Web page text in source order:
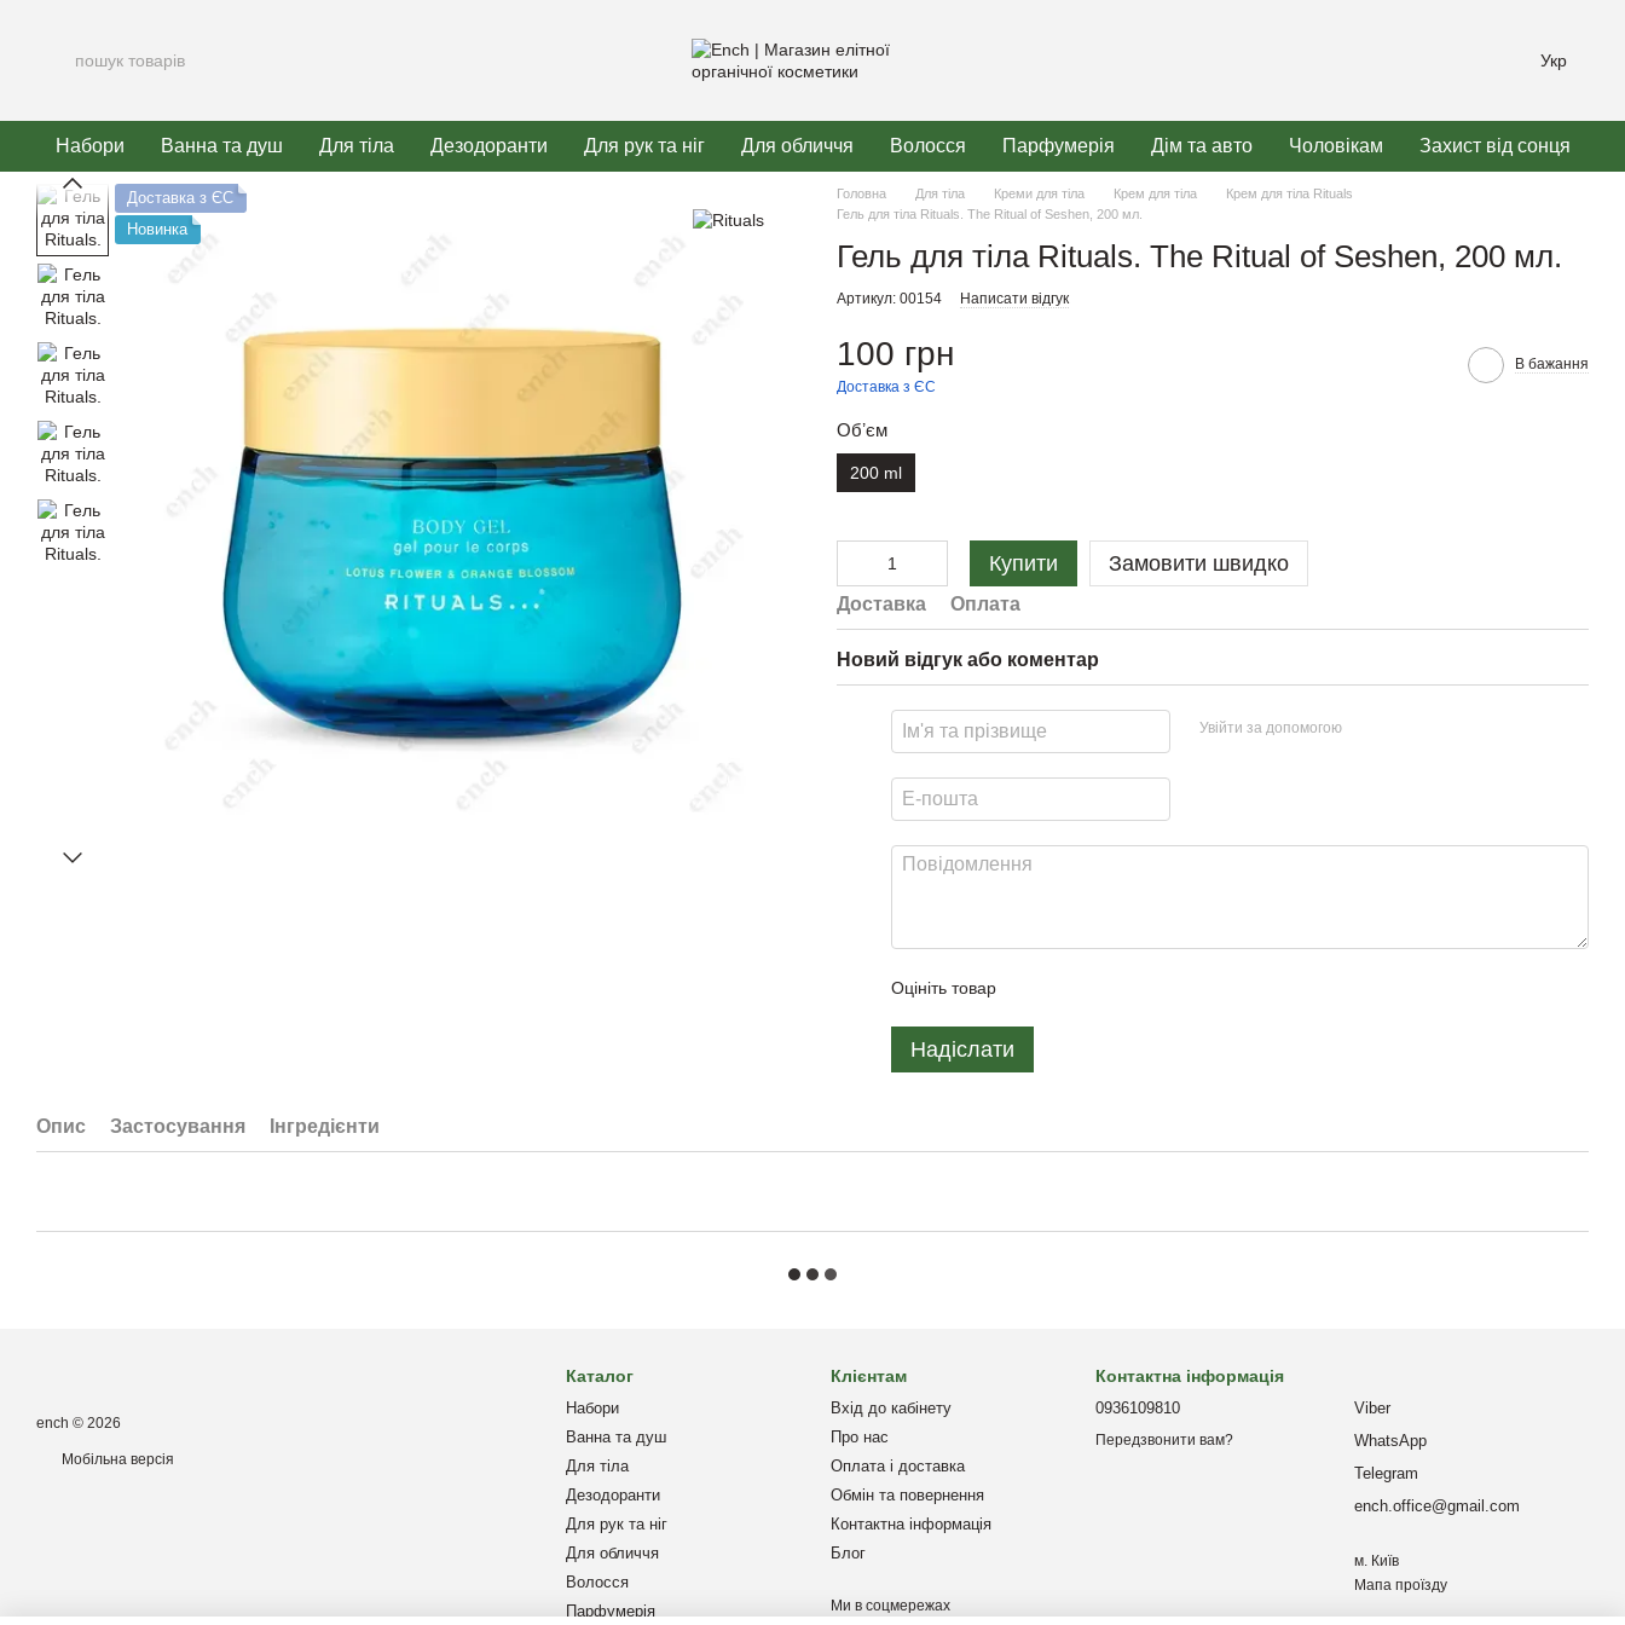
Укр
Набори Ванна та душ Для тіла Дезодоранти Для рук та ніг Для обличчя Волосся Парфумерія Дім та авто Чоловікам Захист від сонця
Доставка з ЄС
Новинка
Головна Для тіла Креми для тіла Крем для тіла
Крем для тіла Rituals
Гель для тіла Rituals. The Ritual of Seshen, 200 мл.
Гель для тіла Rituals. The Ritual of Seshen, 200 мл.
Артикул: 00154 Написати відгук
100 грн
Доставка з ЄС
В бажання
Обʼєм
200 ml
Купити Замовити швидко
Доставка Оплата
Новий відгук або коментар
Увійти за допомогою
Оцініть товар
Надіслати
Опис Застосування Інгредієнти
ench © 2026
Мобільна версія
Каталог
Набори
Ванна та душ
Для тіла
Дезодоранти
Для рук та ніг
Для обличчя
Волосся
Парфумерія
Клієнтам
Вхід до кабінету
Про нас
Оплата і доставка
Обмін та повернення
Контактна інформація
Блог
Ми в соцмережах
Контактна інформація
0936109810
Передзвонити вам?
Viber
WhatsApp
Telegram
ench.office@gmail.com
м. Київ
Мапа проїзду